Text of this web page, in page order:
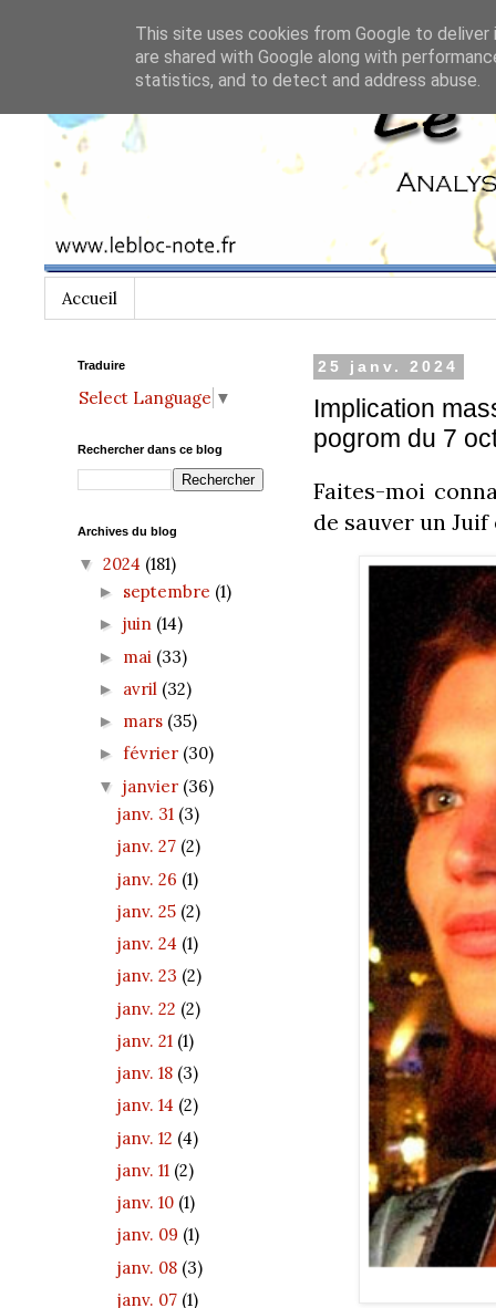
Accueil
25 janv. 2024
Implication
pogrom du 7
Faites-moi
de sauver un
Traduire
Select Language ▼
Rechercher dans ce blog
Archives du blog
▼ 2024 (181)
► septembre (1)
► juin (14)
► mai (33)
► avril (32)
► mars (35)
► février (30)
▼ janvier (36)
janv. 31 (3)
janv. 27 (2)
janv. 26 (1)
janv. 25 (2)
janv. 24 (1)
janv. 23 (2)
janv. 22 (2)
janv. 21 (1)
janv. 18 (3)
janv. 14 (2)
janv. 12 (4)
janv. 11 (2)
janv. 10 (1)
janv. 09 (1)
janv. 08 (3)
janv. 07 (1)
This site uses cookies from Google to
are shared with Google along with
statistics, and to detect and address abuse.